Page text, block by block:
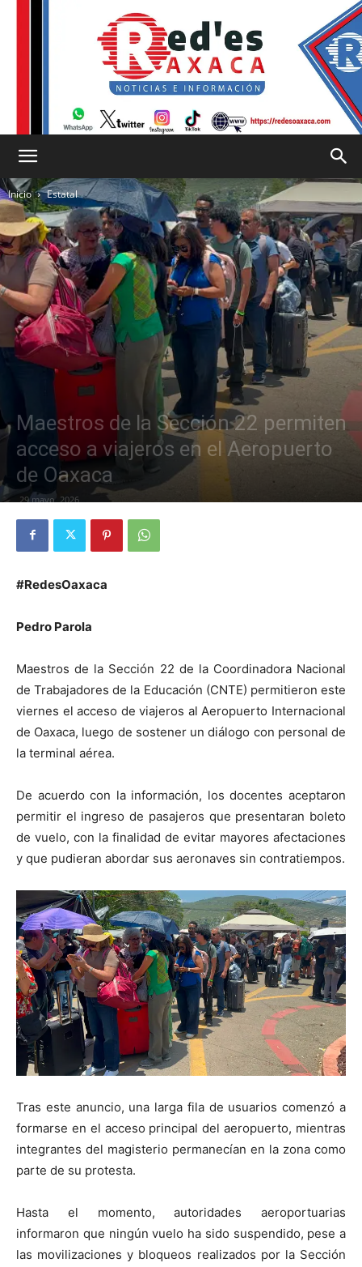
es
Oaxaca
Inicio Estatal
Maestros de la Sección 22 permiten
acceso a viajeros en el Aeropuerto
de Oaxaca
29 mayo, 2026
#RedesOaxaca
Pedro Parola
Maestros de la Sección 22 de la Coordinadora Nacional
de Trabajadores de la Educación (CNTE) permitieron este
viernes el acceso de viajeros al Aeropuerto Internacional
de Oaxaca, luego de sostener un diálogo con personal de
la terminal aérea.
De acuerdo con la información, los docentes aceptaron
permitir el ingreso de pasajeros que presentaran boleto
de vuelo, con la finalidad de evitar mayores afectaciones
y que pudieran abordar sus aeronaves sin contratiempos.
Tras este anuncio, una larga fila de usuarios comenzó a
formarse en el acceso principal del aeropuerto, mientras
integrantes del magisterio permanecían en la zona como
parte de su protesta.
Hasta el momento, autoridades aeroportuarias
informaron que ningún vuelo ha sido suspendido, pese a
las movilizaciones y bloqueos realizados por la Sección